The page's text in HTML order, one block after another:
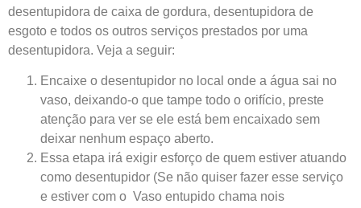
desentupidora de caixa de gordura, desentupidora de
esgoto e todos os outros serviços prestados por uma
desentupidora. Veja a seguir:
Encaixe o desentupidor no local onde a água sai no
vaso, deixando-o que tampe todo o orifício, preste
atenção para ver se ele está bem encaixado sem
deixar nenhum espaço aberto.
Essa etapa irá exigir esforço de quem estiver atuando
como desentupidor (Se não quiser fazer esse serviço
e estiver com o Vaso entupido chama nois